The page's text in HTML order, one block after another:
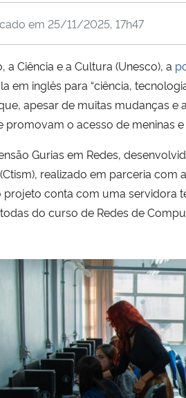
em 25/11/2025, 17h47
Ciência e a Cultura (Unesco), a
em inglês para “ciência,
apesar de muitas mudanças
o acesso de meninas
Gurias em Redes,
realizado em parceria com
conta com uma servidora
do curso de Redes de